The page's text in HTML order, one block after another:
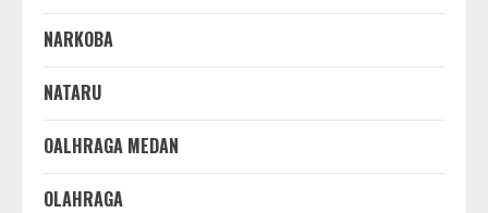
NARKOBA
NATARU
OALHRAGA MEDAN
OLAHRAGA